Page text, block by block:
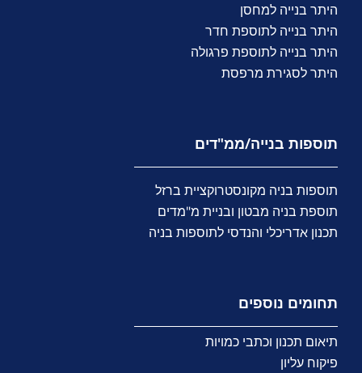
היתר בנייה למחסן
היתר בנייה לתוספת חדר
היתר בנייה לתוספת פרגולה
היתר לסגירת מרפסת
תוספות בנייה/ממ"דים
תוספות בניה מקונסטרוקציית ברזל
תוספת בניה מבטון ובניית מ"מדים
תכנון אדריכלי והנדסי לתוספות בניה
תחומים נוספים
תיאום תכנון וכתבי כמויות
פיקוח עליון